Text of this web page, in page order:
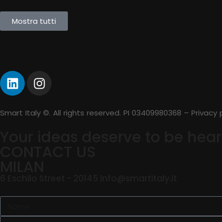
Mostra tutti
Smart Italy ©. All rights reserved. PI 03409980368 – Privacy